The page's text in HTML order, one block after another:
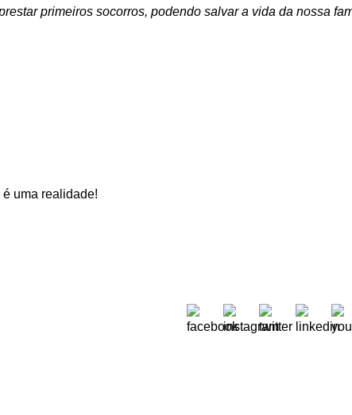
primeiros socorros, podendo salvar a vida da nossa
uma realidade!